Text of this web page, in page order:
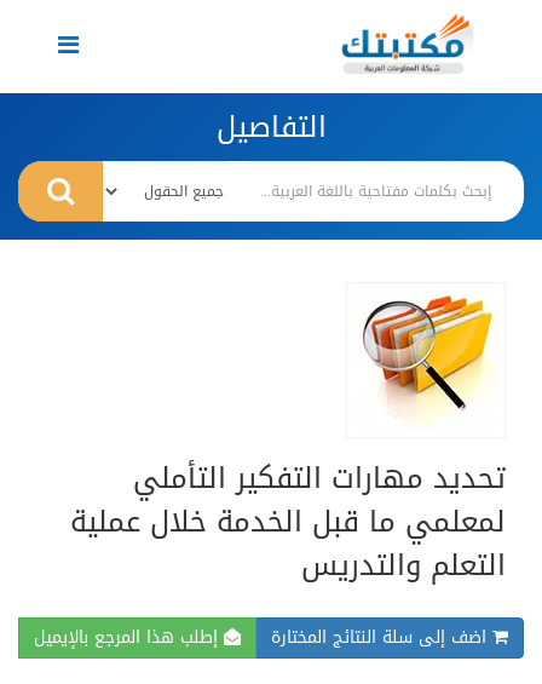
Toggle
navigation
التفاصيل
تحديد مهارات التفكير التأملي
لمعلمي ما قبل الخدمة خلال عملية
التعلم والتدريس
اضف إلى سلة النتائج المختارة إطلب هذا المرجع بالإيميل